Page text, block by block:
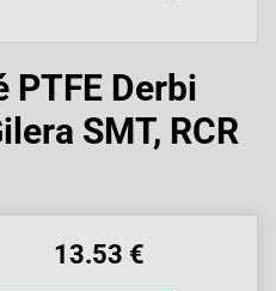
PTFE Derbi
SMT, RCR
13.53 €